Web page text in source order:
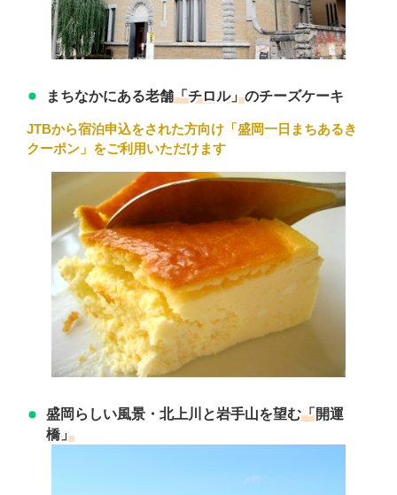
まちなかにある老舗「チロル」のチーズケーキ
JTBから宿泊申込をされた方向け「盛岡一日まちあるき
クーポン」をご利用いただけます
盛岡らしい風景・北上川と岩手山を望む「開運
橋」